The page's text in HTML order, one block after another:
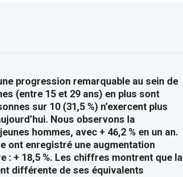
progression remarquable au sein de
(entre 15 et 29 ans) en plus sont
sur 10 (31,5 %) n’exercent plus
Nous observons la
hommes, avec + 46,2 % en un an.
ont enregistré une augmentation
: + 18,5 %. Les chiffres montrent que la
différente de ses équivalents